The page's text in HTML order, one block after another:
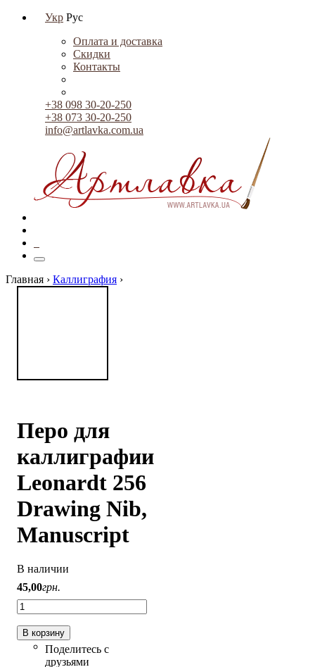
Укр Рус
Оплата и доставка
Скидки
Контакты
+38 098 30-20-250
+38 073 30-20-250
info@artlavka.com.ua
Главная › Каллиграфия ›
Перо для
каллиграфии
Leonardt 256
Drawing Nib,
Manuscript
В наличии
45,00грн.
В корзину